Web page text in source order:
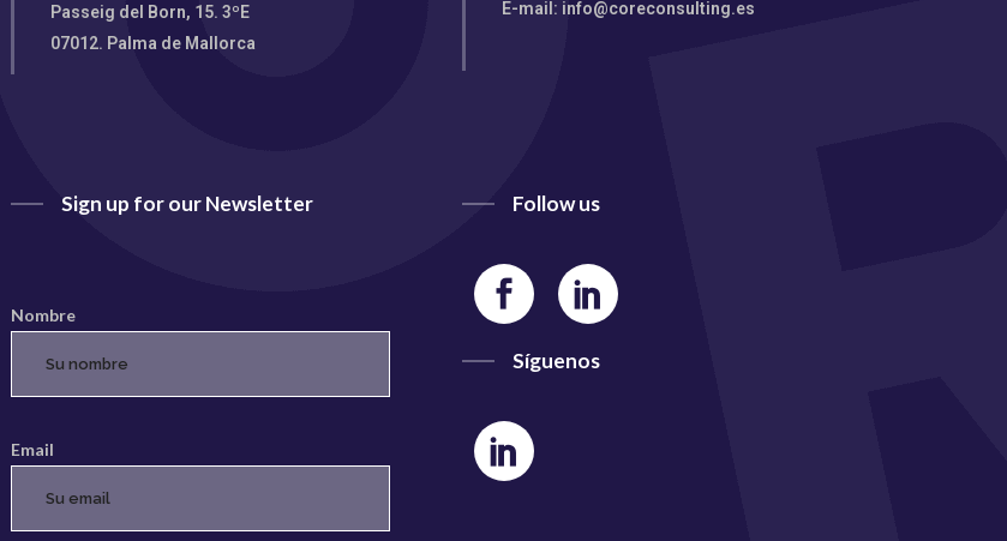
Passeig del Born, 15. 3ºE
07012. Palma de Mallorca
E-mail: info@coreconsulting.es
Sign up for our Newsletter
Nombre
Email
Follow us
Síguenos